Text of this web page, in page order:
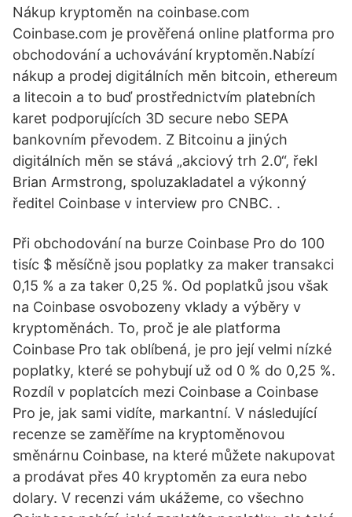
Nákup kryptoměn na coinbase.com
Coinbase.com je prověřená online platforma pro
obchodování a uchovávání kryptoměn.Nabízí
nákup a prodej digitálních měn bitcoin, ethereum
a litecoin a to buď prostřednictvím platebních
karet podporujících 3D secure nebo SEPA
bankovním převodem. Z Bitcoinu a jiných
digitálních měn se stává „akciový trh 2.0“, řekl
Brian Armstrong, spoluzakladatel a výkonný
ředitel Coinbase v interview pro CNBC. .
Při obchodování na burze Coinbase Pro do 100
tisíc $ měsíčně jsou poplatky za maker transakci
0,15 % a za taker 0,25 %. Od poplatků jsou však
na Coinbase osvobozeny vklady a výběry v
kryptoměnách. To, proč je ale platforma
Coinbase Pro tak oblíbená, je pro její velmi nízké
poplatky, které se pohybují už od 0 % do 0,25 %.
Rozdíl v poplatcích mezi Coinbase a Coinbase
Pro je, jak sami vidíte, markantní. V následující
recenze se zaměříme na kryptoměnovou
směnárnu Coinbase, na které můžete nakupovat
a prodávat přes 40 kryptoměn za eura nebo
dolary. V recenzi vám ukážeme, co všechno